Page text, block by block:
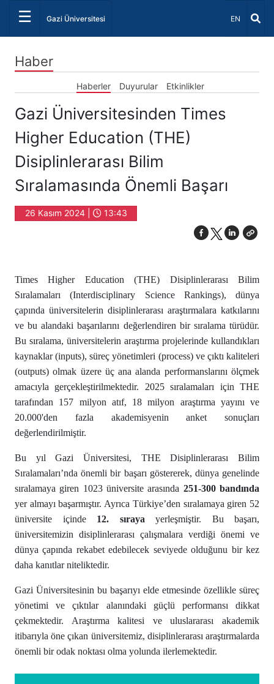
☰ Gazi Üniversitesi Dil Seçiniz
EN
Haber
Haberler Duyurular Etkinlikler
Gazi Üniversitesinden Times
Higher Education (THE)
Disiplinlerarası Bilim
Sıralamasında Önemli Başarı
26 Kasım 2024 | 13:43
Times Higher Education (THE) Disiplinlerarası Bilim
Sıralamaları (Interdisciplinary Science Rankings), dünya
çapında üniversitelerin disiplinlerarası araştırmalara katkılarını
ve bu alandaki başarılarını değerlendiren bir sıralama türüdür.
Bu sıralama, üniversitelerin araştırma projelerinde kullandıkları
kaynaklar (inputs), süreç yönetimleri (process) ve çıktı kaliteleri
(outputs) olmak üzere üç ana alanda performanslarını ölçmek
amacıyla gerçekleştirilmektedir. 2025 sıralamaları için THE
tarafından 157 milyon atıf, 18 milyon araştırma yayını ve
20.000'den fazla akademisyenin anket sonuçları
değerlendirilmiştir.
Bu yıl Gazi Üniversitesi, THE Disiplinlerarası Bilim
Sıralamaları’nda önemli bir başarı göstererek, dünya genelinde
sıralamaya giren 1023 üniversite arasında 251-300 bandında
yer almayı başarmıştır. Ayrıca Türkiye’den sıralamaya giren 52
üniversite içinde 12. sıraya yerleşmiştir. Bu başarı,
üniversitemizin disiplinlerarası çalışmalara verdiği önemi ve
dünya çapında rekabet edebilecek seviyede olduğunu bir kez
daha kanıtlar niteliktedir.
Gazi Üniversitesinin bu başarıyı elde etmesinde özellikle süreç
yönetimi ve çıktılar alanındaki güçlü performansı dikkat
çekmektedir. Araştırma kalitesi ve uluslararası akademik
itibarıyla öne çıkan üniversitemiz, disiplinlerarası araştırmalarda
önemli bir odak noktası olma yolunda ilerlemektedir.